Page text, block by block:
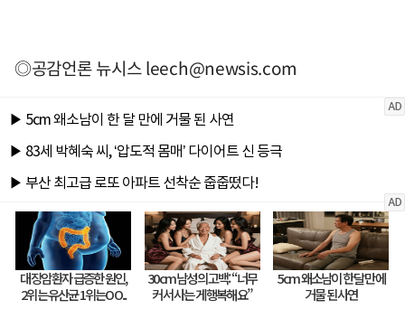
◎공감언론 뉴시스leech@newsis.com